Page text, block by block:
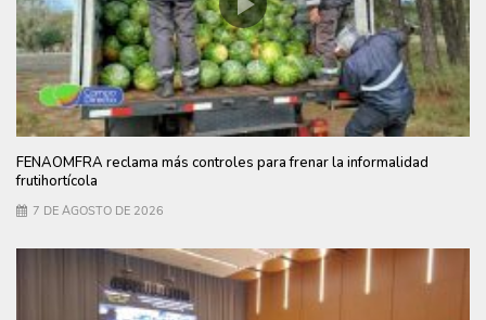
FENAOMFRA reclama más controles para frenar la informalidad
frutihortícola
7 DE AGOSTO DE 2026